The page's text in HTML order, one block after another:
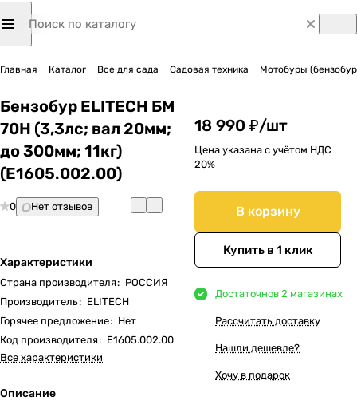
Главная Каталог Все для сада Садовая техника Мотобуры
Бензобур ELITECH БМ
70Н (3,3лс; вал 20мм;
до 300мм; 11кг)
(Е1605.002.00)
0 Нет отзывов
Характеристики
Страна производителя: РОССИЯ
Производитель: ELITECH
Горячее предложение: Нет
Код производителя: Е1605.002.00
Все характеристики
Описание
18 990 ₽/шт
Цена указана с учётом НДС
20%
В корзину
Купить в 1 клик
Достаточнов 2 магазинах
Рассчитать доставку
Нашли дешевле?
Хочу в подарок